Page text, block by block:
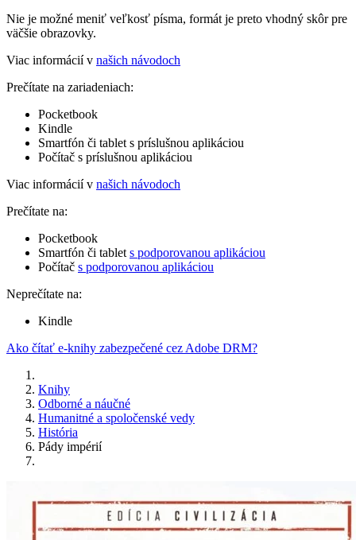
Nie je možné meniť veľkosť písma, formát je preto vhodný skôr pre
väčšie obrazovky.
Viac informácií v našich návodoch
Prečítate na zariadeniach:
Pocketbook
Kindle
Smartfón či tablet s príslušnou aplikáciou
Počítač s príslušnou aplikáciou
Viac informácií v našich návodoch
Prečítate na:
Pocketbook
Smartfón či tablet s podporovanou aplikáciou
Počítač s podporovanou aplikáciou
Neprečítate na:
Kindle
Ako čítať e-knihy zabezpečené cez Adobe DRM?
Knihy
Odborné a náučné
Humanitné a spoločenské vedy
História
Pády impérií